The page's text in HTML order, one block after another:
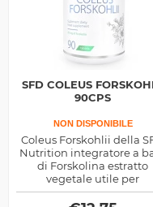
SFD COLEUS
90CPS
NON DISPONIBILE
Coleus Forskohlii della
Nutrition integratore a
di Forskolina estratto
vegetale utile per
aumentare il